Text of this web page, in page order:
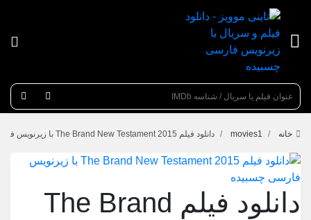
عنوان
خانه movies1 دانلود فیلم The Brand New Testament 2015 با زیرنویس فارسی چسبیده
دانلود فیلم The Brand